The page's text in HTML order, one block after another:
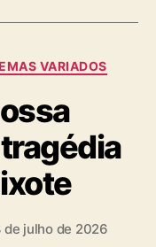
VARIADOS
de julho de 2026